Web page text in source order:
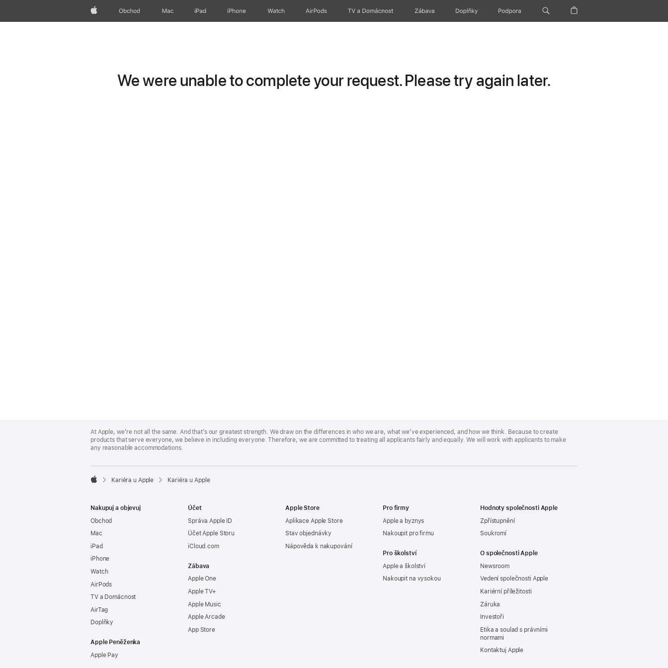
AppleObchod Mac iPad iPhone Watch AirPods TV a Domácnost Zábava Doplňky Podpora
We were unable to complete your request. Please try again later.
Footer
At Apple, we’re not all the same. And that’s our greatest strength. We draw on the differences in who we are, what we’ve experienced, and how we think. Because to create
products that serve everyone, we believe in including everyone. Therefore, we are committed to treating all applicants fairly and equally. We will work with applicants to make
any reasonable accommodations.

Kariéra u Apple Kariéra u Apple
Nakupuj a objevuj
Obchod
Mac
iPad
iPhone
Watch
AirPods
TV a Domácnost
AirTag
Doplňky
Apple Peněženka
Apple Pay
Účet
Správa Apple ID
Účet Apple Storu
iCloud.com
Zábava
Apple One
Apple TV+
Apple Music
Apple Arcade
App Store
Apple Store
Aplikace Apple Store
Stav objednávky
Nápověda k nakupování
Pro firmy
Apple a byznys
Nakoupit pro firmu
Pro školství
Apple a školství
Nakoupit na vysokou
Hodnoty společnosti Apple
Zpřístupnění
Soukromí
O společnosti Apple
Newsroom
Vedení společnosti Apple
Kariérní příležitosti
Záruka
Investoři
Etika a soulad s právními
normami
Kontaktuj Apple